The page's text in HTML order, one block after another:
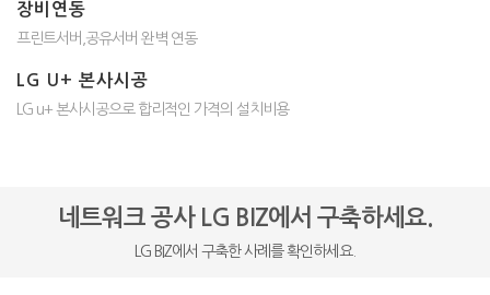
장비연동
프린트서버,공유서버 완벽 연동
LG U+ 본사시공
LG u+ 본사시공으로 합리적인 가격의 설치비용
네트워크 공사 LG BIZ에서 구축하세요.
LG BIZ에서 구축한 사례를 확인하세요.